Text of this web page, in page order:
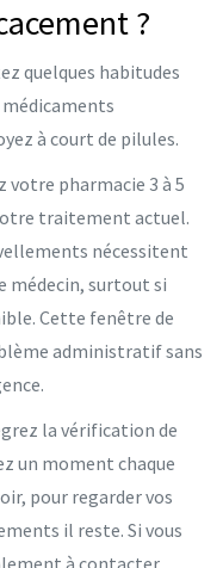
?
quelques habitudes
à court de pilules.
votre pharmacie 3 à 5
traitement actuel.
nécessitent
médecin, surtout si
Cette fenêtre de
administratif sans
la vérification de
un moment chaque
pour regarder vos
il reste. Si vous
à contacter